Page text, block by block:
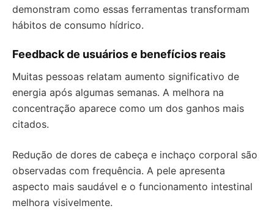
demonstram como essas ferramentas transformam
hábitos de consumo hídrico.
Feedback de usuários e benefícios reais
Muitas pessoas relatam aumento significativo de
energia após algumas semanas. A melhora na
concentração aparece como um dos ganhos mais
citados.
Redução de dores de cabeça e inchaço corporal são
observadas com frequência. A pele apresenta
aspecto mais saudável e o funcionamento intestinal
melhora visivelmente.